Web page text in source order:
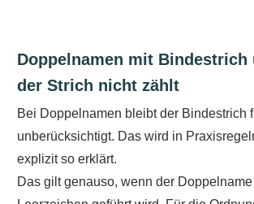
Doppelnamen mit Bindestrich
der Strich nicht zählt
Bei Doppelnamen bleibt der Bindestrich
unberücksichtigt. Das wird in
explizit so erklärt.
Das gilt genauso, wenn der